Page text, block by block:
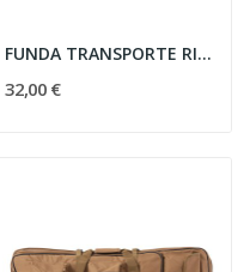
FUNDA TRANSPORTE RIFLE MULTIBOLSILLOS 120CM TAN...
32,00 €